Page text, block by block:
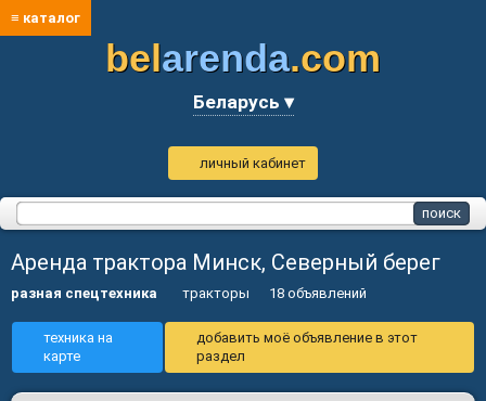
≡ каталог
belarenda.com
Беларусь ▾
личный кабинет
Аренда трактора Минск, Северный берег
разная спецтехника тракторы 18 объявлений
техника на
карте
добавить моё объявление в этот
раздел